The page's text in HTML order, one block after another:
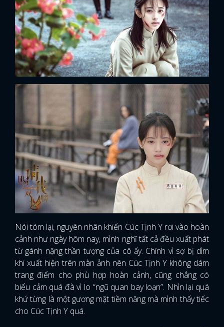
Nói tóm lại, nguyên nhân khiến Cúc Tịnh Y rơi vào hoàn
cảnh như ngày hôm nay, mình nghĩ tất cả đều xuất phát
từ gánh nặng thần tượng của cô ấy. Chính vì sợ bị dìm
khi xuất hiện trên màn ảnh nên Cúc Tịnh Y không dám
trang điểm cho phù hợp hoàn cảnh, cũng chẳng có
biểu cảm quá đà vì lo “ngũ quan bay loạn”. Nhìn lại quá
khứ từng là một gương mặt tiềm năng mà mình thấy tiếc
cho Cúc Tịnh Y quá.